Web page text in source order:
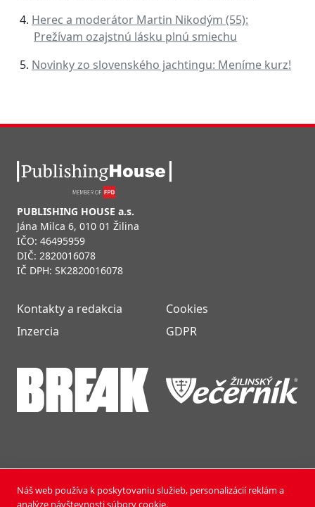
Herec a moderátor Martin Nikodým (55):
Prežívam ozajstnú lásku plnú smiechu
Novinky zo slovenského jachtingu: Meníme kurz!
PUBLISHING HOUSE a.s.
Jána Milca 6, 010 01 Žilina
IČO: 46495959
DIČ: 2820016078
IČ DPH: SK2820016078
Kontakty a redakcia
Inzercia
Cookies
GDPR
NOVÝ ČAS NEDEĽA © 2024 | PUBLISHING HOUSE, a.s.,
Náš web používa k poskytovaniu služieb, personalizácií reklám a
analýze návštevnosti súbory cookie.